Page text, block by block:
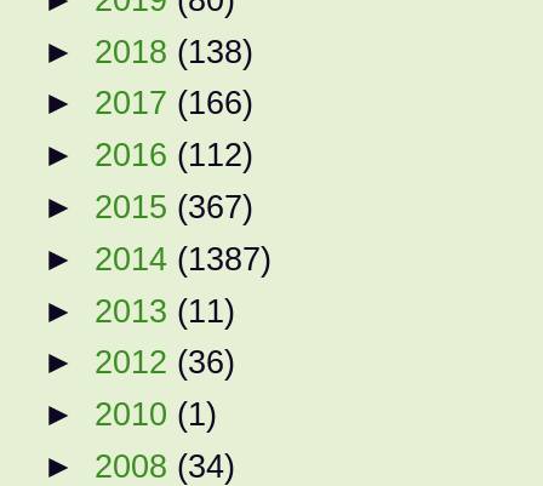
► 2018 (138)
► 2017 (166)
► 2016 (112)
► 2015 (367)
► 2014 (1387)
► 2013 (11)
► 2012 (36)
► 2010 (1)
► 2008 (34)